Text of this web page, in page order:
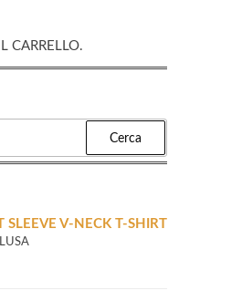
CARRELLO.
SLEEVE V-NECK T-SHIRT